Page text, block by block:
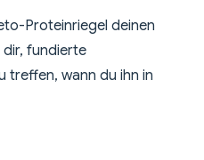
Proteinriegel deinen
dir, fundierte
treffen, wann du ihn in